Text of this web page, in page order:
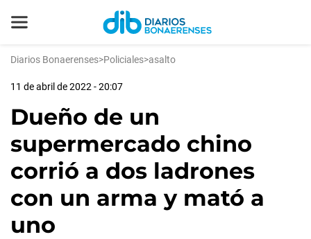
Diarios Bonaerenses>Policiales>asalto
11 de abril de 2022 - 20:07
Dueño de un
supermercado chino
corrió a dos ladrones
con un arma y mató a
uno